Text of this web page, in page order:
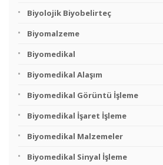
Biyolojik Biyobelirteç
Biyomalzeme
Biyomedikal
Biyomedikal Alaşım
Biyomedikal Görüntü İşleme
Biyomedikal İşaret İşleme
Biyomedikal Malzemeler
Biyomedikal Sinyal İşleme